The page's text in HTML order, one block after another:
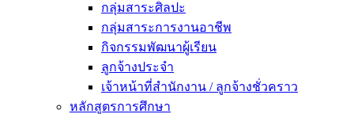
กลุ่มสาระศิลปะ
กลุ่มสาระการงานอาชีพ
กิจกรรมพัฒนาผู้เรียน
ลูกจ้างประจำ
เจ้าหน้าที่สำนักงาน / ลูกจ้างชั่วคราว
หลักสูตรการศึกษา